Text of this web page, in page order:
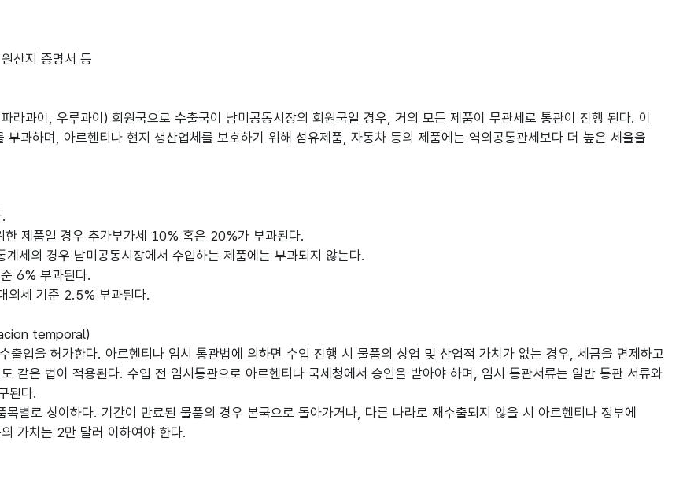
산지 증명서 등
과이, 우루과이) 회원국으로 수출국이 남미공동시장의 회원국일 경우, 거의 모든 제품이 무관세로 통관이 진행 된다. 이
하며, 아르헨티나 현지 생산업체를 보호하기 위해 섬유제품, 자동차 등의 제품에는 역외공통관세보다 더 높은 세율을
제품일 경우 추가부가세 10% 혹은 20%가 부과된다.
의 경우 남미공동시장에서 수입하는 제품에는 부과되지 않는다.
6% 부과된다.
세 기준 2.5% 부과된다.
temporal)
입을 허가한다. 아르헨티나 임시 통관법에 의하면 수입 진행 시 물품의 상업 및 산업적 가치가 없는 경우, 세금을 면제하고
같은 법이 적용된다. 수입 전 임시통관으로 아르헨티나 국세청에서 승인을 받아야 하며, 임시 통관서류는 일반 통관 서류와
된다.
로 상이하다. 기간이 만료된 물품의 경우 본국으로 돌아가거나, 다른 나라로 재수출되지 않을 시 아르헨티나 정부에
가치는 2만 달러 이하여야 한다.